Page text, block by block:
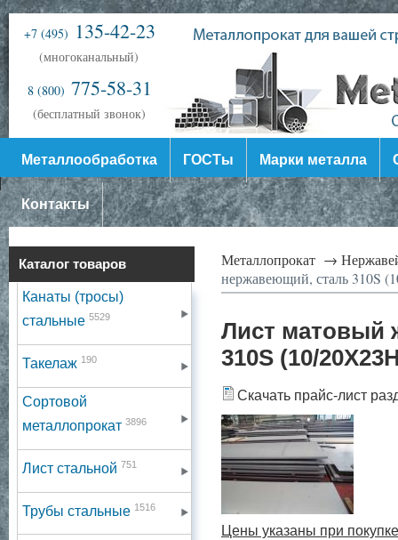
+7 (495) 135-42-23
(многоканальный)
8 (800) 775-58-31
(бесплатный звонок)
Металлообработка ГОСТы Марки металла
Контакты
Каталог товаров
Канаты (тросы)
стальные 5529
Такелаж 190
Сортовой
металлопрокат 3896
Лист стальной 751
Трубы стальные 1516
Металлопрокат →
нержавеющий, сталь 310S
Лист матовый
310S (10/
Скачать прайс-лист
Цены указаны при